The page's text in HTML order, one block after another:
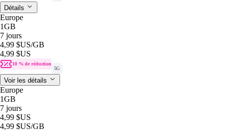
Détails
Europe
1GB
7 jours
4,99 $US/GB
4,99 $US
10 % de réduction
5G
Voir les détails
Europe
1GB
7 jours
4,99 $US
4,99 $US/GB